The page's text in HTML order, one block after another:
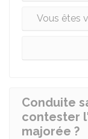
Vous êtes
Conduite
contester
majorée ?